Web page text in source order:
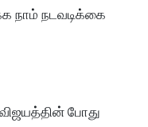
நாம் நடவடிக்கை
போது